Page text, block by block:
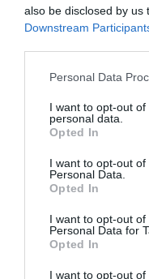
also be disclosed by us
Downstream
Personal Data
I want to opt-out
personal data.
Opted In
I want to opt-out
Personal Data.
Opted In
I want to opt-out
Personal Data for
Opted In
I want to opt-out of
Etenon Fitness
Compartir
2Playbook Club